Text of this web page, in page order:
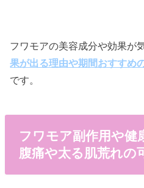
フワモアの美容成分や効果が
果が出る理由や期間おすすめ
です。
フワモア副作用や健
腹痛や太る肌荒れの